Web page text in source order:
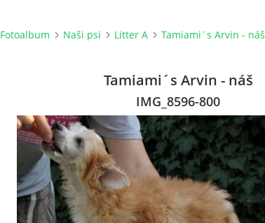
Fotoalbum Naši psi Litter A Tamiami´s Arvin - náš
Tamiami´s Arvin - náš
IMG_8596-800